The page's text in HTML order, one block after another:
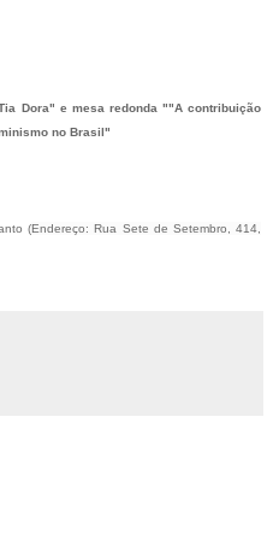
Dora" e mesa redonda ""A contribuição
no Brasil"
(Endereço: Rua Sete de Setembro, 414,